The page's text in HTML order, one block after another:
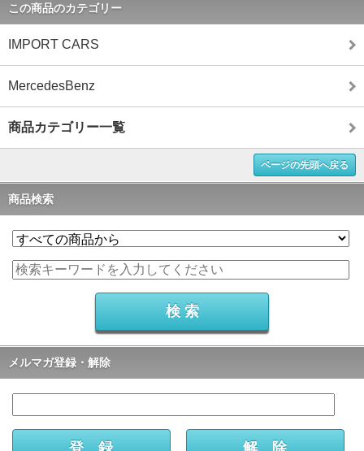
この商品のカテゴリー
IMPORT CARS
MercedesBenz
商品カテゴリー一覧
ページの先頭へ戻る
商品検索
メルマガ登録・解除